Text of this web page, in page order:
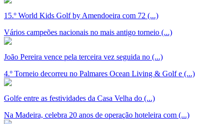
15.º World Kids Golf by Amendoeira com 72 (...)
Vários campeões nacionais no mais antigo torneio (...)
João Pereira vence pela terceira vez seguida no (...)
4.º Torneio decorreu no Palmares Ocean Living & Golf e (...)
Golfe entre as festividades da Casa Velha do (...)
Na Madeira, celebra 20 anos de operação hoteleira com (...)